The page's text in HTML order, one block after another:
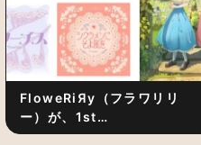
FloweRiЯy（フラワリリ
ー）が、1st
Album『FloweRiЯy』を9